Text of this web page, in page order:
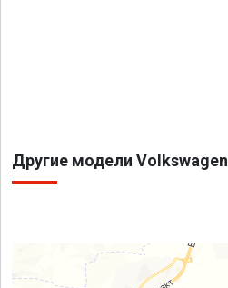
Другие модели Volkswagen